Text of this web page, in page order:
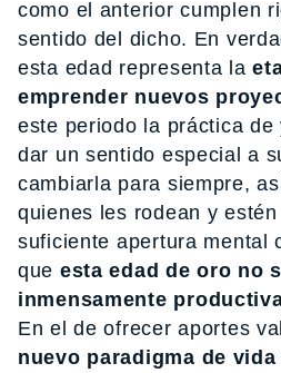
como el anterior cumplen
sentido del dicho. En
esta edad representa la
emprender nuevos
este periodo la práctica de
dar un sentido especial a
cambiarla para siempre,
quienes les rodean y
suficiente apertura mental
que esta edad de oro no
inmensamente
En el de ofrecer aportes
nuevo paradigma de